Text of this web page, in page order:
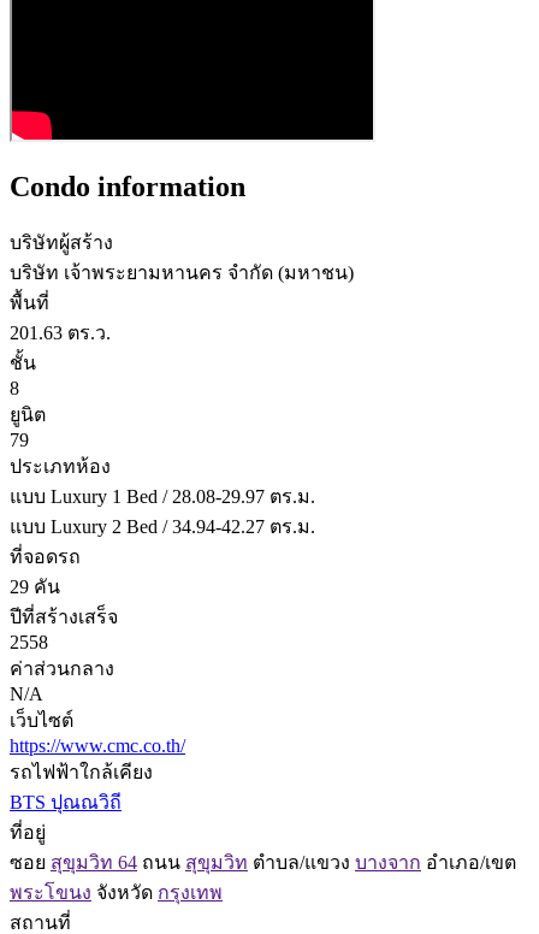
Condo information
บริษัทผู้สร้าง
บริษัท เจ้าพระยามหานคร จํากัด (มหาชน)
พื้นที่
201.63 ตร.ว.
ชั้น
8
ยูนิต
79
ประเภทห้อง
แบบ Luxury 1 Bed / 28.08-29.97 ตร.ม.
แบบ Luxury 2 Bed / 34.94-42.27 ตร.ม.
ที่จอดรถ
29 คัน
ปีที่สร้างเสร็จ
2558
ค่าส่วนกลาง
N/A
เว็บไซต์
https://www.cmc.co.th/
รถไฟฟ้าใกล้เคียง
BTS ปุณณวิถี
ที่อยู่
ซอย สุขุมวิท 64 ถนน สุขุมวิท ตำบล/แขวง บางจาก อำเภอ/เขต
พระโขนง จังหวัด กรุงเทพ
สถานที่